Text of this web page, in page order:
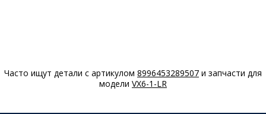
Часто ищут детали с артикулом 8996453289507 и запчасти для
модели VX6-1-LR